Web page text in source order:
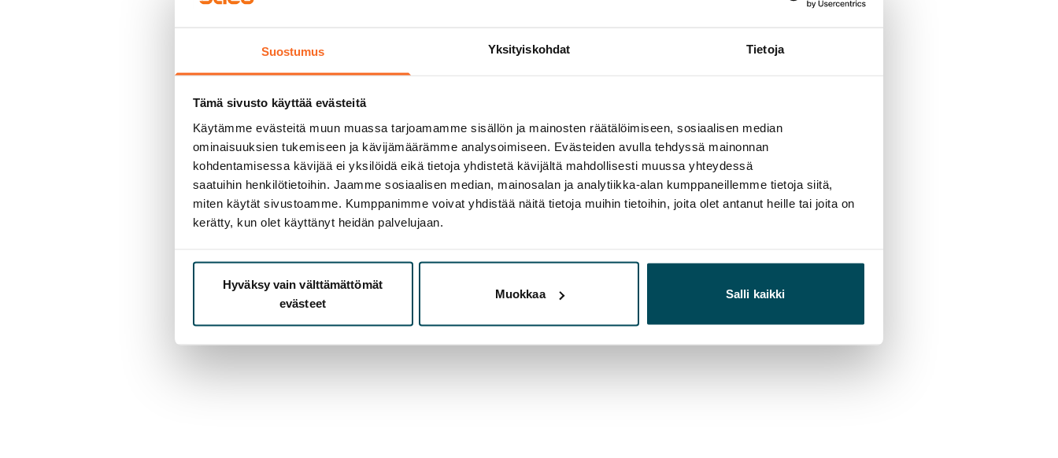
Suostumus Yksityiskohdat Tietoja
Tämä sivusto käyttää evästeitä
Käytämme evästeitä muun muassa tarjoamamme sisällön ja mainosten räätälöimiseen, sosiaalisen median
ominaisuuksien tukemiseen ja kävijämäärämme analysoimiseen. Evästeiden avulla tehdyssä mainonnan
kohdentamisessa kävijää ei yksilöidä eikä tietoja yhdistetä kävijältä mahdollisesti muussa yhteydessä
saatuihin henkilötietoihin. Jaamme sosiaalisen median, mainosalan ja analytiikka-alan kumppaneillemme tietoja siitä,
miten käytät sivustoamme. Kumppanimme voivat yhdistää näitä tietoja muihin tietoihin, joita olet antanut heille tai joita on
kerätty, kun olet käyttänyt heidän palvelujaan.
Hyväksy vain välttämättömät
evästeet
Muokkaa Salli kaikki